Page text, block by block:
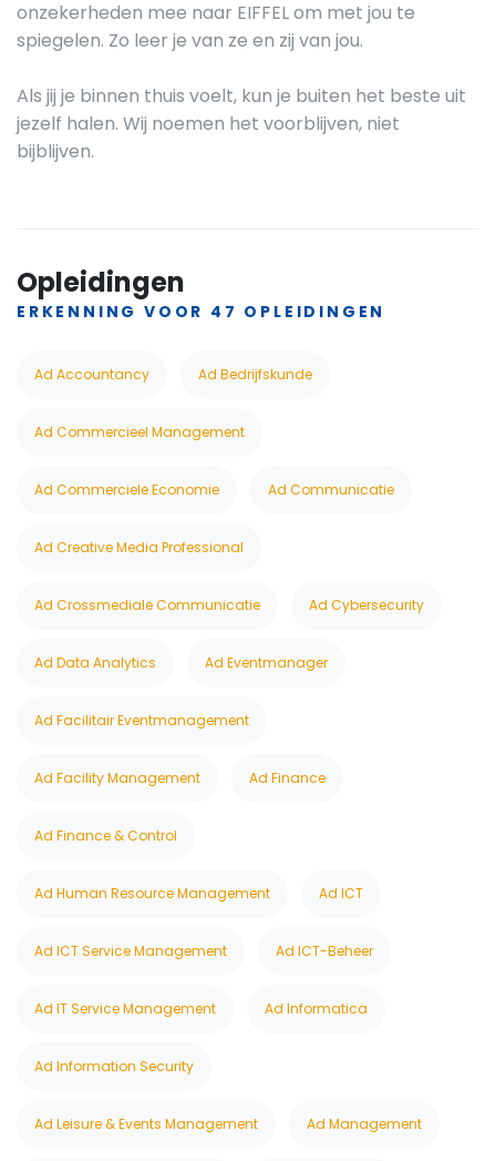
onzekerheden mee naar EIFFEL om met jou te
spiegelen. Zo leer je van ze en zij van jou.
Als jij je binnen thuis voelt, kun je buiten het beste uit
jezelf halen. Wij noemen het voorblijven, niet
bijblijven.
Opleidingen
ERKENNING VOOR 47 OPLEIDINGEN
Ad Accountancy Ad Bedrijfskunde
Ad Commercieel Management
Ad Commerciele Economie Ad Communicatie
Ad Creative Media Professional
Ad Crossmediale Communicatie Ad Cybersecurity
Ad Data Analytics Ad Eventmanager
Ad Facilitair Eventmanagement
Ad Facility Management Ad Finance
Ad Finance & Control
Ad Human Resource Management Ad ICT
Ad ICT Service Management Ad ICT-Beheer
Ad IT Service Management Ad Informatica
Ad Information Security
Ad Leisure & Events Management Ad Management